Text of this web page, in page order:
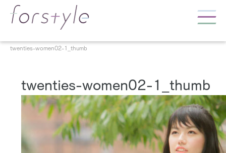
twenties-women02-1_thumb
twenties-women02-1_thumb